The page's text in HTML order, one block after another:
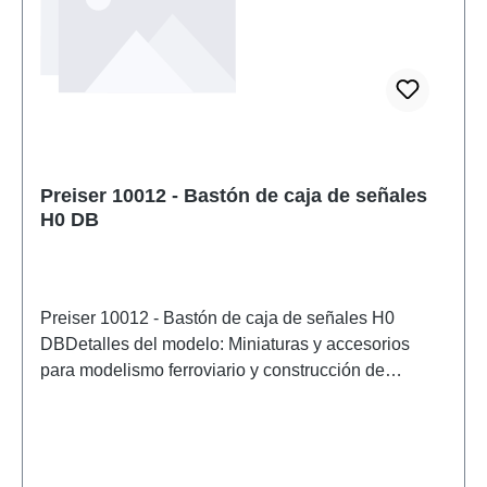
Preiser 10012 - Bastón de caja de señales
H0 DB
Preiser 10012 - Bastón de caja de señales H0
DBDetalles del modelo: Miniaturas y accesorios
para modelismo ferroviario y construcción de